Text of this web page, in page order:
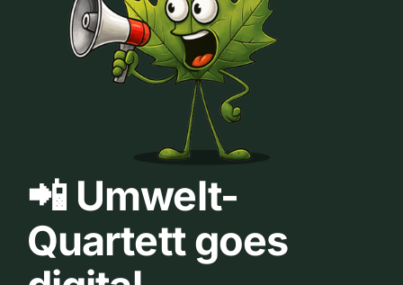
📲 Umwelt-
Quartett goes